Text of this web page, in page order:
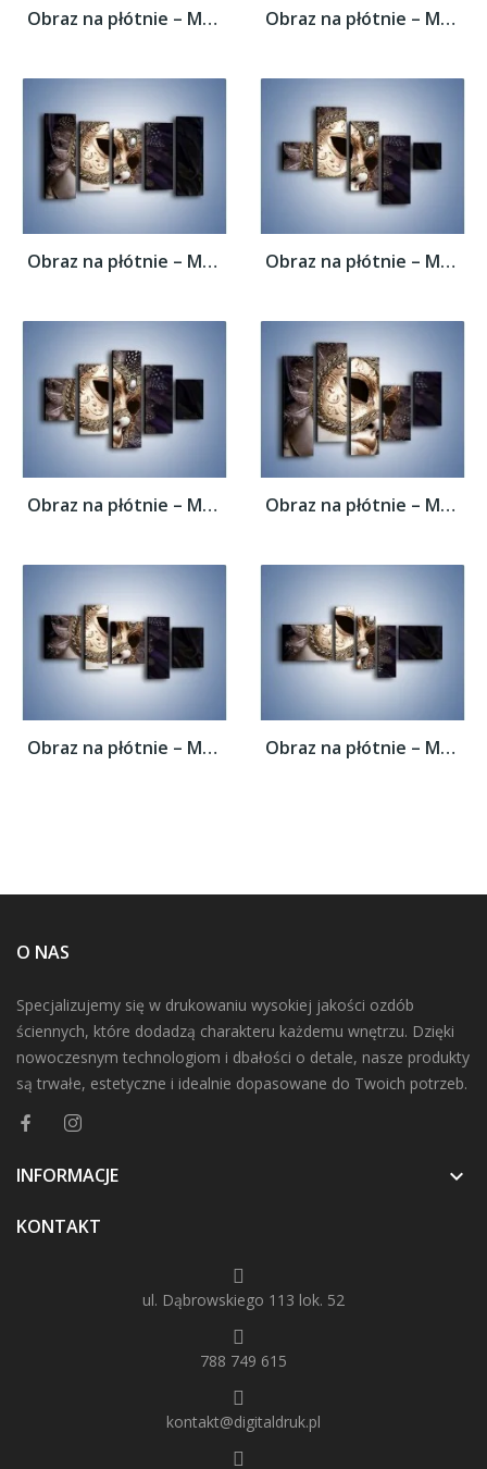
Obraz na płótnie – Mroczna maska i pióra –... Obraz na płótnie – Mroczna maska i pióra –...
Obraz na płótnie – Mroczna maska i pióra –... Obraz na płótnie – Mroczna maska i pióra –...
Obraz na płótnie – Mroczna maska i pióra –... Obraz na płótnie – Mroczna maska i pióra –...
Obraz na płótnie – Mroczna maska i pióra –... Obraz na płótnie – Mroczna maska i pióra –...
O NAS
Specjalizujemy się w drukowaniu wysokiej jakości ozdób
ściennych, które dodadzą charakteru każdemu wnętrzu. Dzięki
nowoczesnym technologiom i dbałości o detale, nasze produkty
są trwałe, estetyczne i idealnie dopasowane do Twoich potrzeb.
INFORMACJE 
KONTAKT
ul. Dąbrowskiego 113 lok. 52
788 749 615
kontakt@digitaldruk.pl